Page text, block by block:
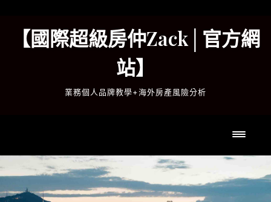
content【國際超級房仲Zack│官方網
站】
業務個人品牌教學+海外房產風險分析